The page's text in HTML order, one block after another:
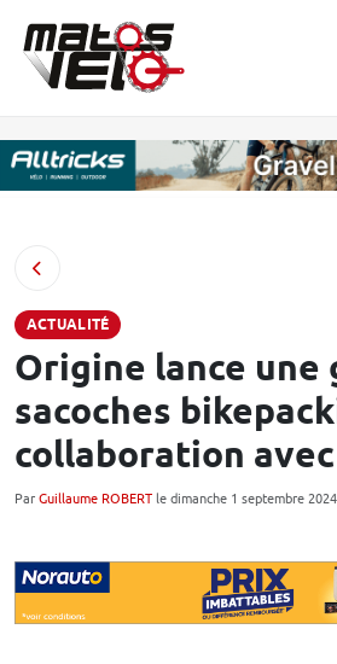
ACTUALITÉ
Origine lance une
sacoches
collaboration
Par Guillaume ROBERT le dimanche 1 septembre